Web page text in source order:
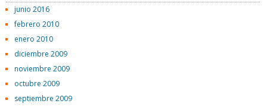
junio 2016
febrero 2010
enero 2010
diciembre 2009
noviembre 2009
octubre 2009
septiembre 2009